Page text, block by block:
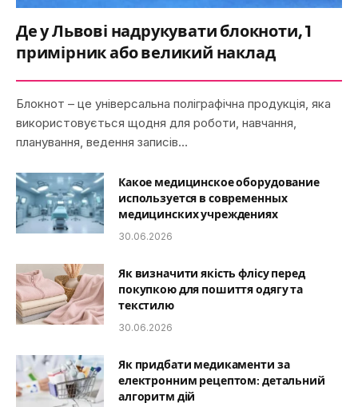
Де у Львові надрукувати блокноти, 1
примірник або великий наклад
Блокнот – це універсальна поліграфічна продукція, яка
використовується щодня для роботи, навчання,
планування, ведення записів…
Какое медицинское оборудование
используется в современных
медицинских учреждениях
30.06.2026
Як визначити якість флісу перед
покупкою для пошиття одягу та
текстилю
30.06.2026
Як придбати медикаменти за
електронним рецептом: детальний
алгоритм дій